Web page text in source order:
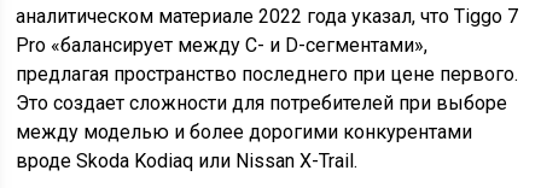
аналитическом материале 2022 года указал, что Tiggo 7
Pro «балансирует между C- и D-сегментами»,
предлагая пространство последнего при цене первого.
Это создает сложности для потребителей при выборе
между моделью и более дорогими конкурентами
вроде Skoda Kodiaq или Nissan X-Trail.